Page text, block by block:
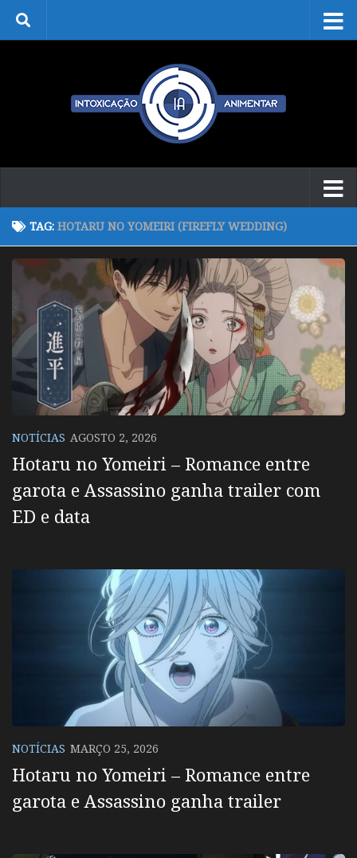
Skip to content
TAG: HOTARU NO YOMEIRI (FIREFLY WEDDING)
NOTÍCIAS AGOSTO 2, 2026
Hotaru no Yomeiri – Romance entre
garota e Assassino ganha trailer com
ED e data
NOTÍCIAS MARÇO 25, 2026
Hotaru no Yomeiri – Romance entre
garota e Assassino ganha trailer